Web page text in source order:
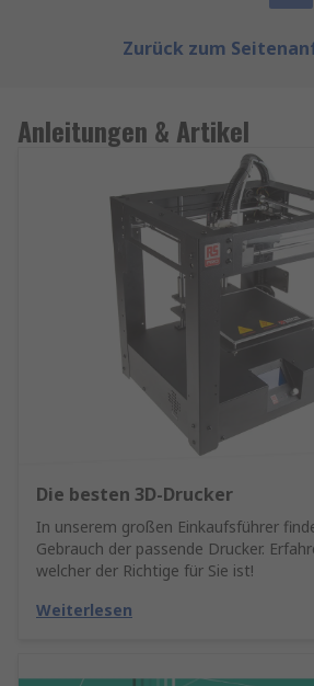
Zurück zum
Anleitungen & Artikel
Die besten 3D-Drucker
In unserem großen Einkaufsführer
Gebrauch der passende Drucker.
welcher der Richtige für Sie ist!
Weiterlesen